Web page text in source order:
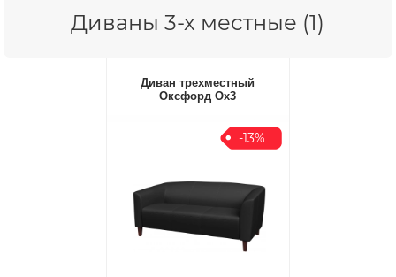
Диваны 3-х местные (1)
Диван трехместный
Оксфорд Ox3
-13%